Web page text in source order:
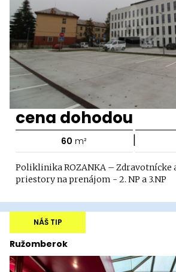
cena dohodou
60 m² |
Poliklinika ROZANKA –
priestory na prenájom - 2. NP a 3.NP
Ružomberok
NÁŠ TIP